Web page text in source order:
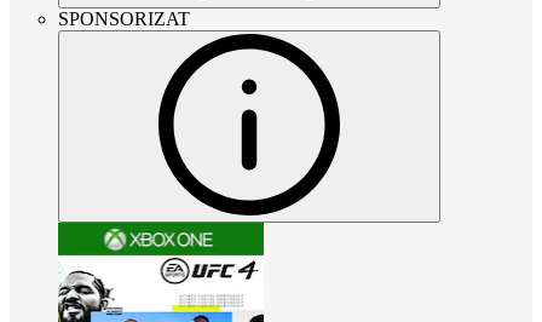
SPONSORIZAT